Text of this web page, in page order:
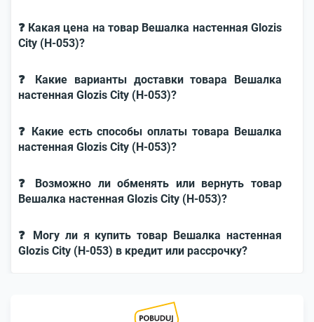
❓ Какая цена на товар Вешалка настенная Glozis
City (H-053)?
❓ Какие варианты доставки товара Вешалка
настенная Glozis City (H-053)?
❓ Какие есть способы оплаты товара Вешалка
настенная Glozis City (H-053)?
❓ Возможно ли обменять или вернуть товар
Вешалка настенная Glozis City (H-053)?
❓ Могу ли я купить товар Вешалка настенная
Glozis City (H-053) в кредит или рассрочку?